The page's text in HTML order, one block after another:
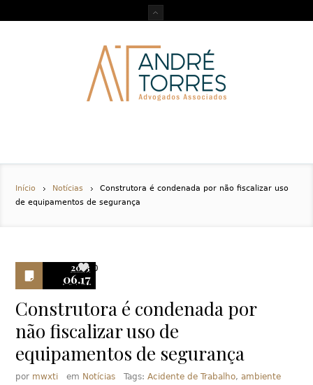
Início Notícias
Construtora é condenada por não fiscalizar uso
de equipamentos de segurança
2013
06.17
0
Construtora é condenada por
não fiscalizar uso de
equipamentos de segurança
por mwxti em Notícias Tags:Acidente de Trabalho,ambiente